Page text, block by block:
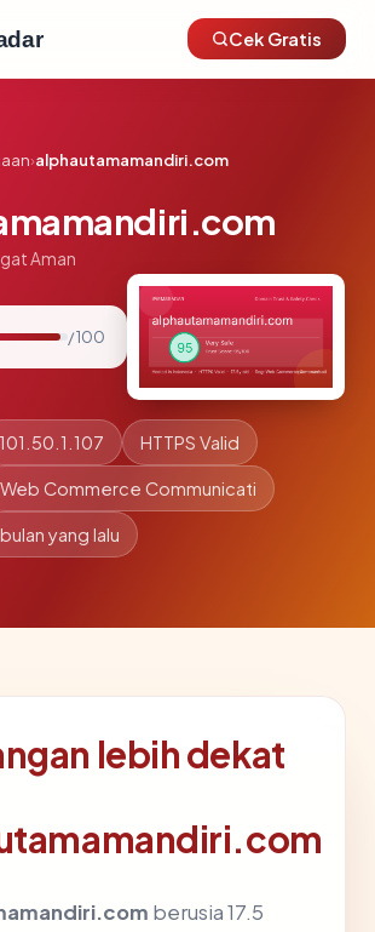
Cek Gratis
›alphautamamandiri.com
Aman
/ 100
101.50.1.107 HTTPS Valid
Web Commerce Communicati
yang lalu
lebih dekat
berusia 17.5